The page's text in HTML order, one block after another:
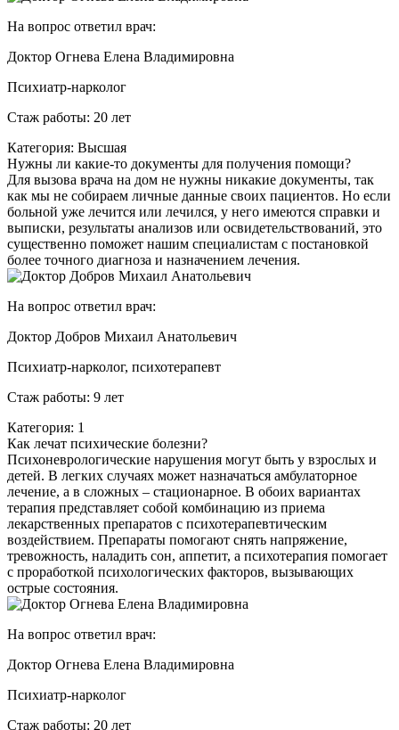
На вопрос ответил врач:
Доктор Огнева Елена Владимировна
Психиатр-нарколог
Стаж работы: 20 лет
Категория: Высшая
Нужны ли какие-то документы для получения помощи?
Для вызова врача на дом не нужны никакие документы, так
как мы не собираем личные данные своих пациентов. Но если
больной уже лечится или лечился, у него имеются справки и
выписки, результаты анализов или освидетельствований, это
существенно поможет нашим специалистам с постановкой
более точного диагноза и назначением лечения.
На вопрос ответил врач:
Доктор Добров Михаил Анатольевич
Психиатр-нарколог, психотерапевт
Стаж работы: 9 лет
Категория: 1
Как лечат психические болезни?
Психоневрологические нарушения могут быть у взрослых и
детей. В легких случаях может назначаться амбулаторное
лечение, а в сложных – стационарное. В обоих вариантах
терапия представляет собой комбинацию из приема
лекарственных препаратов с психотерапевтическим
воздействием. Препараты помогают снять напряжение,
тревожность, наладить сон, аппетит, а психотерапия помогает
с проработкой психологических факторов, вызывающих
острые состояния.
На вопрос ответил врач:
Доктор Огнева Елена Владимировна
Психиатр-нарколог
Стаж работы: 20 лет